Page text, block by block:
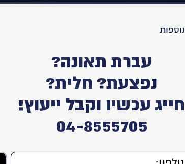
עברת תאונה?
נפצעת? חלית?
חייג עכשיו וקבל ייעוץ!
04-8555705